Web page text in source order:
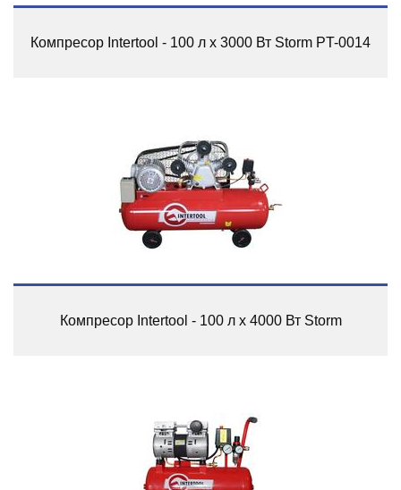
Компресор Intertool - 100 л x 3000 Вт Storm PT-0014
Компресор Intertool - 100 л x 4000 Вт Storm